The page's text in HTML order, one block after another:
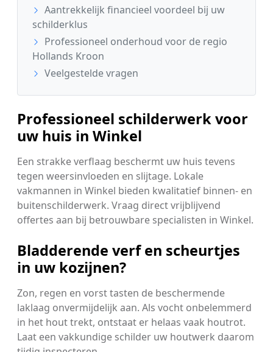
Aantrekkelijk financieel voordeel bij uw
schilderklus
Professioneel onderhoud voor de regio
Hollands Kroon
Veelgestelde vragen
Professioneel schilderwerk voor
uw huis in Winkel
Een strakke verflaag beschermt uw huis tevens
tegen weersinvloeden en slijtage. Lokale
vakmannen in Winkel bieden kwalitatief binnen- en
buitenschilderwerk. Vraag direct vrijblijvend
offertes aan bij betrouwbare specialisten in Winkel.
Bladderende verf en scheurtjes
in uw kozijnen?
Zon, regen en vorst tasten de beschermende
laklaag onvermijdelijk aan. Als vocht onbelemmerd
in het hout trekt, ontstaat er helaas vaak houtrot.
Laat een vakkundige schilder uw houtwerk daarom